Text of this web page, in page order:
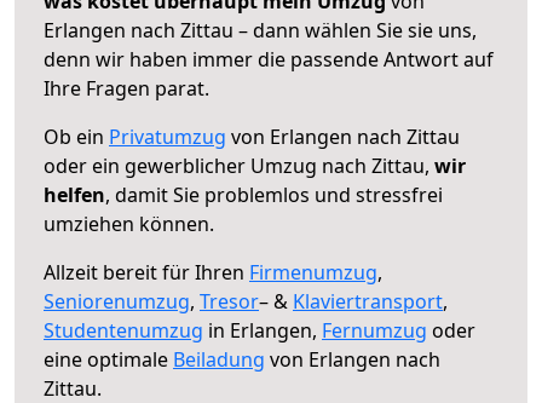
Erlangen nach Zittau – dann wählen Sie sie uns,
denn wir haben immer die passende Antwort auf
Ihre Fragen parat.
Ob ein Privatumzug von Erlangen nach Zittau
oder ein gewerblicher Umzug nach Zittau, wir
helfen, damit Sie problemlos und stressfrei
umziehen können.
Allzeit bereit für Ihren Firmenumzug,
Seniorenumzug, Tresor– & Klaviertransport,
Studentenumzug in Erlangen, Fernumzug oder
eine optimale Beiladung von Erlangen nach
Zittau.